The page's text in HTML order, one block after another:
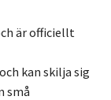
är officiellt
kan skilja sig
små